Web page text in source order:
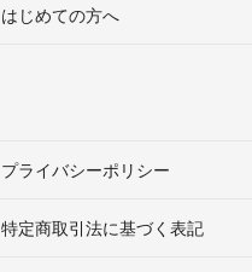
はじめての方へ
プライバシーポリシー
特定商取引法に基づく表記